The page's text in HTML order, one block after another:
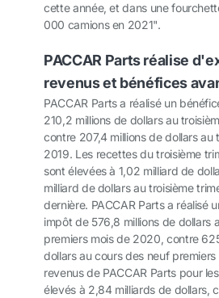
cette année, et dans une
000 camions en 2021".
PACCAR Parts réalise
revenus et bénéfices
PACCAR Parts a réalisé un
210,2 millions de dollars au
contre 207,4 millions de dollars au
2019. Les recettes du troisième
sont élevées à 1,02 milliard de
milliard de dollars au troisième
dernière. PACCAR Parts a réalisé
impôt de 576,8 millions de dollars
premiers mois de 2020, contre
dollars au cours des neuf
revenus de PACCAR Parts pour
élevés à 2,84 milliards de dollars,